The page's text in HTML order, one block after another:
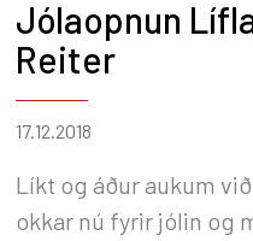
Jólaopnun
Reiter
17.12.2018
Líkt og áður aukum
okkar nú fyrir jólin og